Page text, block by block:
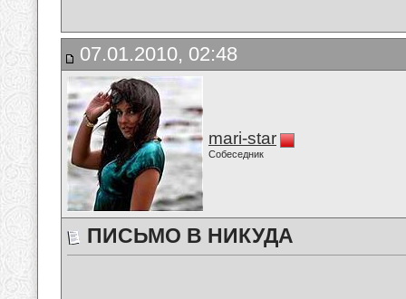
07.01.2010, 02:48
mari-star
Собеседник
ПИСЬМО В НИКУДА